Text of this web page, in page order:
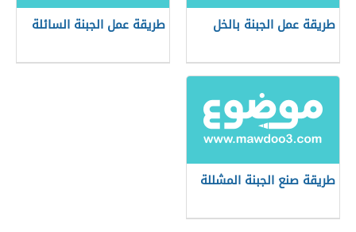
طريقة عمل الجبنة بالخل طريقة عمل الجبنة السائلة
طريقة صنع الجبنة المشللة